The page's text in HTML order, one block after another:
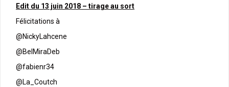
Edit du 13 juin 2018 – tirage au sort
Félicitations à
@NickyLahcene
@BelMiraDeb
@fabienr34
@La_Coutch